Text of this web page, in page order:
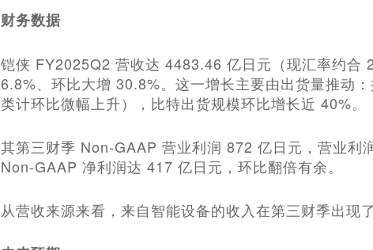
财务数据
铠侠 FY2025Q2 营收达 4483.46 亿日元（现汇率约合
6.8%、环比大增 30.8%。这一增长主要由出货量推动
类计环比微幅上升），比特出货规模环比增长近 40%。
其第三财季 Non-GAAP 营业利润 872 亿日元，营业利
Non-GAAP 净利润达 417 亿日元，环比翻倍有余。
从营收来源来看，来自智能设备的收入在第三财季出现